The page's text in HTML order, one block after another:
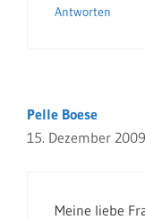
Antworten
Pelle Boese
15. Dezember
Meine liebe